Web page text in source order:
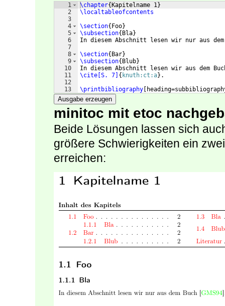
1
2
3
4
5
6
7
8
9
10
11
12
13
\chapter{ Kapitelname 1}
\localtableofcontents
\section{ Foo}
\subsection{ Bla}
In diesem Abschnitt lesen wir nur aus
\section{ Bar}
\subsection{ Blub}
In diesem Abschnitt lesen wir aus dem
\cite[S. 7] { knuth:ct:a} .
\printbibliography
Ausgabe erzeugen
minitoc mit etoc
Beide Lösungen lassen sich
größere Schwierigkeiten ein
erreichen: